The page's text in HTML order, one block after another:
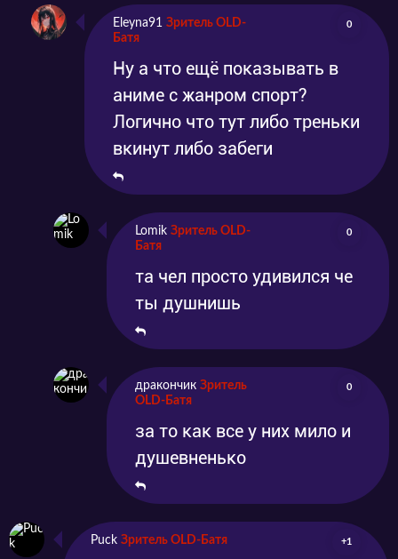
Eleyna91 Зритель OLD-
Батя
0
Ну а что ещё показывать в
аниме с жанром спорт?
Логично что тут либо треньки
вкинут либо забеги
Lomik Зритель OLD-
Батя
0
та чел просто удивился че
ты душнишь
дракончик Зритель
OLD-Батя
0
за то как все у них мило и
душевненько
Puck Зритель OLD-Батя +1